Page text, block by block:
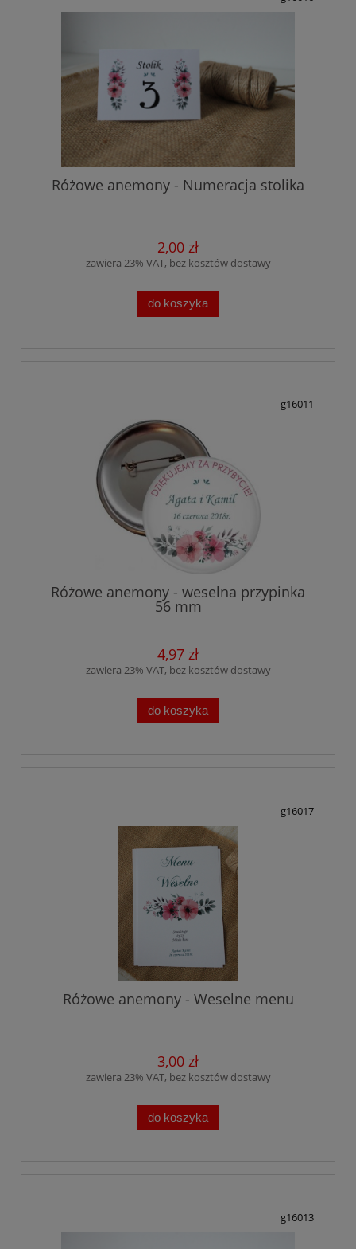
Różowe anemony - Numeracja stolika
2,00 zł
zawiera 23% VAT, bez kosztów dostawy
do koszyka
g16011
Różowe anemony - weselna przypinka
56 mm
4,97 zł
zawiera 23% VAT, bez kosztów dostawy
do koszyka
g16017
Różowe anemony - Weselne menu
3,00 zł
zawiera 23% VAT, bez kosztów dostawy
do koszyka
g16013